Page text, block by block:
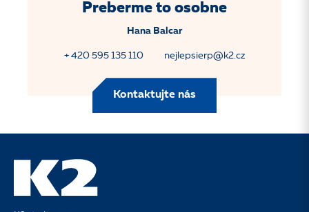
Preberme to osobne
Hana Balcar
+ 420 595 135 110 nejlepsierp@k2.cz
Kontaktujte nás